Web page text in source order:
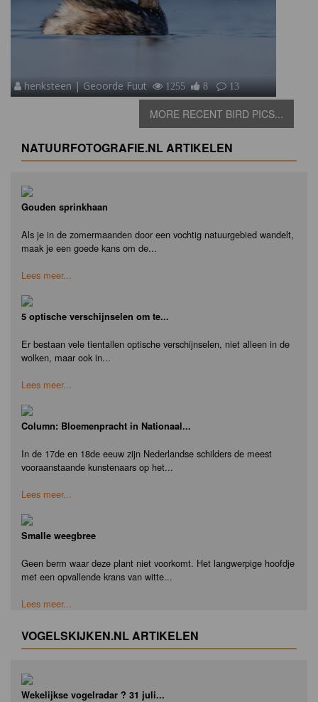
henksteen | Geoorde Fuut 1255 8 13
MORE RECENT BIRD PICS...
NATUURFOTOGRAFIE.NL ARTIKELEN
Gouden sprinkhaan
Als je in de zomermaanden door een vochtig natuurgebied wandelt,
maak je een goede kans om de...
Lees meer...
5 optische verschijnselen om te...
Er bestaan vele tientallen optische verschijnselen, niet alleen in de
wolken, maar ook in...
Lees meer...
Column: Bloemenpracht in Nationaal...
In de 17de en 18de eeuw zijn Nederlandse schilders de meest
vooraanstaande kunstenaars op het...
Lees meer...
Smalle weegbree
Geen berm waar deze plant niet voorkomt. Het langwerpige hoofdje
met een opvallende krans van witte...
Lees meer...
VOGELSKIJKEN.NL ARTIKELEN
Wekelijkse vogelradar ? 31 juli...